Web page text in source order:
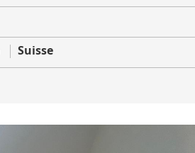
Suisse